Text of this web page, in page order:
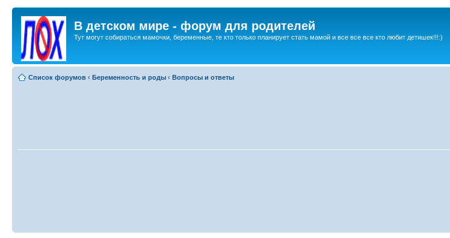
В детском мире - форум для родителей
Тут могут собираться мамочки, беременные, те кто только планирует стать мамой и все все все кто любит детишек!!!:)
Список форумов ‹ Беременность и роды ‹ Вопросы и ответы